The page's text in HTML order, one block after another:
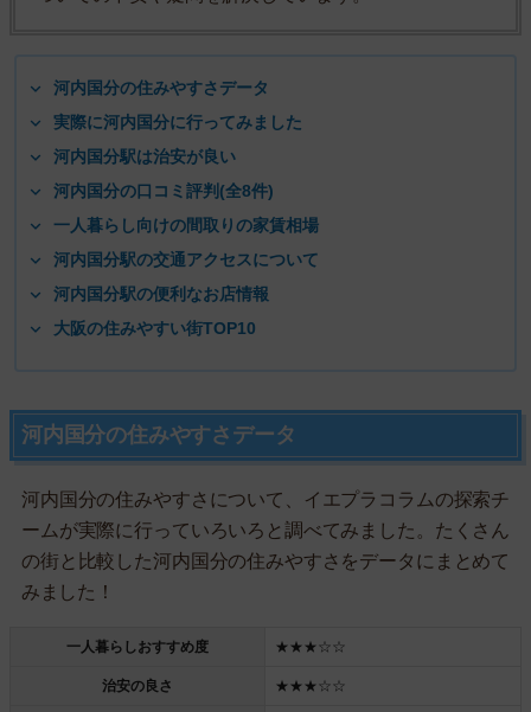
河内国分の住みやすさデータ
実際に河内国分に行ってみました
河内国分駅は治安が良い
河内国分の口コミ評判(全8件)
一人暮らし向けの間取りの家賃相場
河内国分駅の交通アクセスについて
河内国分駅の便利なお店情報
大阪の住みやすい街TOP10
河内国分の住みやすさデータ
河内国分の住みやすさについて、イエプラコラムの探索チ
ームが実際に行っていろいろと調べてみました。たくさん
の街と比較した河内国分の住みやすさをデータにまとめて
みました！
一人暮らしおすすめ度 ★★★☆☆
治安の良さ ★★★☆☆